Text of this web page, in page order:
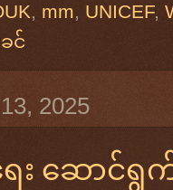
, mm, UNICEF,
င်
2025
း ဆောင်